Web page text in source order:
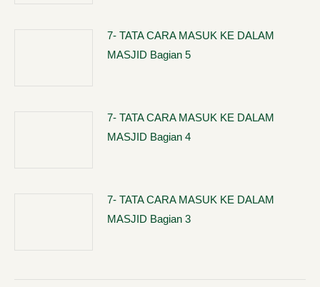
7- TATA CARA MASUK KE DALAM
MASJID Bagian 5
7- TATA CARA MASUK KE DALAM
MASJID Bagian 4
7- TATA CARA MASUK KE DALAM
MASJID Bagian 3